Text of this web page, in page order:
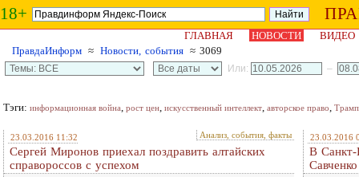
18+
ГЛАВНАЯ НОВОСТИ
ВИДЕО
ПравдаИнформ ≈ Новости, события ≈ 3069
Или: –
Тэги: информационная война, рост цен, искусственный интеллект, авторское право, Трамп
23.03.2016 11:32 Анализ, события, факты
Сергей Миронов приехал поздравить алтайских
справороссов с успехом
23.03.2016
В Санкт-